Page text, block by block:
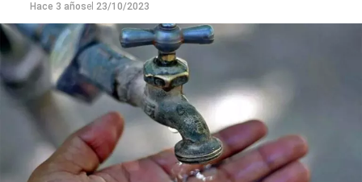
Hace 3 añosel 23/10/2023